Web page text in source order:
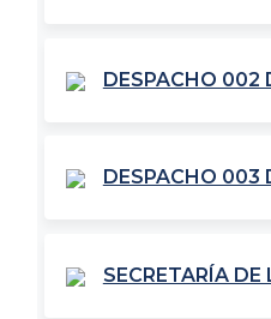
DESPACHO 002
DESPACHO 003
SECRETARÍA